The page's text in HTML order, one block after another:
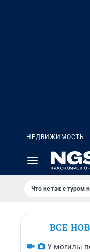
НЕДВИЖИМОСТЬ
Что не так с туром
ВСЕ
У могилы